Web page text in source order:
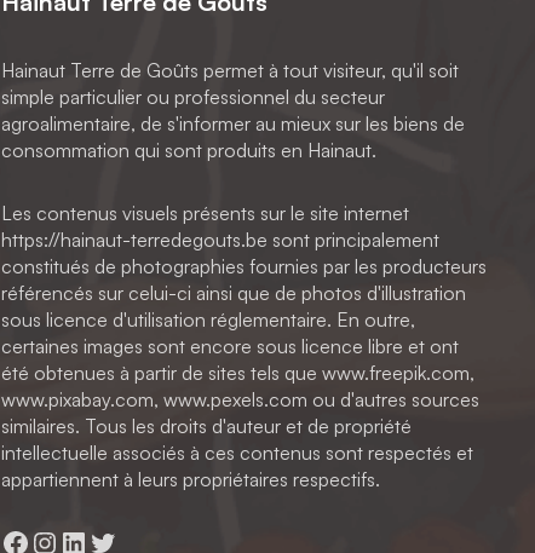
Hainaut Terre de Goûts permet à tout visiteur, qu'il soit
simple particulier ou professionnel du secteur
agroalimentaire, de s'informer au mieux sur les biens de
consommation qui sont produits en Hainaut.
Les contenus visuels présents sur le site internet
https://hainaut-terredegouts.be sont principalement
constitués de photographies fournies par les producteurs
référencés sur celui-ci ainsi que de photos d'illustration
sous licence d'utilisation réglementaire. En outre,
certaines images sont encore sous licence libre et ont
été obtenues à partir de sites tels que www.freepik.com,
www.pixabay.com, www.pexels.com ou d'autres sources
similaires. Tous les droits d'auteur et de propriété
intellectuelle associés à ces contenus sont respectés et
appartiennent à leurs propriétaires respectifs.
Facebook
Instagram
LinkedIn
Twitter